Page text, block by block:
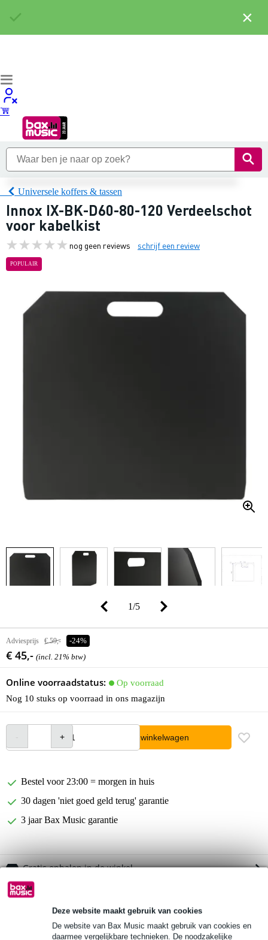
Deze website maakt gebruik van cookies
De website van Bax Music maakt gebruik van cookies en
daarmee vergelijkbare technieken. De noodzakelijke
Universele koffers & tassen
Innox IX-BK-D60-80-120 Verdeelschot
voor kabelkist
nog geen reviews schrijf een review
POPULAIR
1/5
Adviesprijs € 59,- -24%
€ 45,- (incl. 21% btw)
Online voorraadstatus:
Op voorraad
Nog 10 stuks op voorraad in ons magazijn
In winkelwagen
Bestel voor 23:00 = morgen in huis
30 dagen 'niet goed geld terug' garantie
3 jaar Bax Music garantie
Gratis ophalen in de winkel
Twijfel je of de
bij je past? Doe de check.
Start de check
×